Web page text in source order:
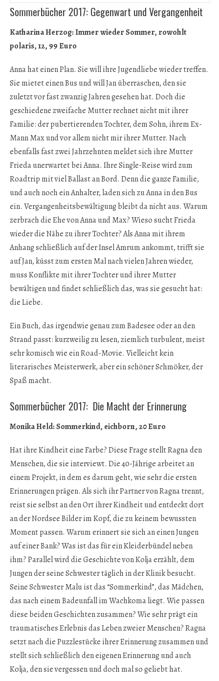
Sommerbücher 2017: Gegenwart und Vergangenheit
Katharina Herzog: Immer wieder Sommer, rowohlt
polaris, 12, 99 Euro
Anna hat einen Plan. Sie will ihre Jugendliebe wieder treffen.
Sie mietet einen Bus und will Jan überraschen, den sie
zuletzt vor fast zwanzig Jahren gesehen hat. Doch die
geschiedene zweifache Mutter rechnet nicht mit ihrer
Familie: der pubertierenden Tochter, dem Sohn, ihrem Ex-
Mann Max und vor allem nicht mir ihrer Mutter. Nach
ebenfalls fast zwei Jahrzehnten meldet sich ihre Mutter
Frieda unerwartet bei Anna. Ihre Single-Reise wird zum
Roadtrip mit viel Ballast an Bord. Denn die ganze Familie,
und auch noch ein Anhalter, laden sich zu Anna in den Bus
ein. Vergangenheitsbewältigung bleibt da nicht aus. Warum
zerbrach die Ehe von Anna und Max? Wieso sucht Frieda
wieder die Nähe zu ihrer Tochter? Als Anna mit ihrem
Anhang schließlich auf der Insel Amrum ankommt, trifft sie
auf Jan, küsst zum ersten Mal nach vielen Jahren wieder,
muss Konflikte mit ihrer Tochter und ihrer Mutter
bewältigen und findet schließlich das, was sie gesucht hat:
die Liebe.
Ein Buch, das irgendwie genau zum Badesee oder an den
Strand passt: kurzweilig zu lesen, ziemlich turbulent, meist
sehr komisch wie ein Road-Movie. Vielleicht kein
literarisches Meisterwerk, aber ein schöner Schmöker, der
Spaß macht.
Sommerbücher 2017: Die Macht der Erinnerung
Monika Held: Sommerkind, eichborn, 20 Euro
Hat ihre Kindheit eine Farbe? Diese Frage stellt Ragna den
Menschen, die sie interviewt. Die 40-Jährige arbeitet an
einem Projekt, in dem es darum geht, wie sehr die ersten
Erinnerungen prägen. Als sich ihr Partner von Ragna trennt,
reist sie selbst an den Ort ihrer Kindheit und entdeckt dort
an der Nordsee Bilder im Kopf, die zu keinem bewussten
Moment passen. Warum erinnert sie sich an einen Jungen
auf einer Bank? Was ist das für ein Kleiderbündel neben
ihm? Parallel wird die Geschichte von Kolja erzählt, dem
Jungen der seine Schwester täglich in der Klinik besucht.
Seine Schwester Malu ist das “Sommerkind”, das Mädchen,
das nach einem Badeunfall im Wachkoma liegt. Wie passen
diese beiden Geschichten zusammen? Wie sehr prägt ein
traumatisches Erlebnis das Leben zweier Menschen? Ragna
setzt nach die Puzzlestücke ihrer Erinnerung zusammen und
stellt sich schließlich den eigenen Erinnerung und auch
Kolja, den sie vergessen und doch mal so geliebt hat.